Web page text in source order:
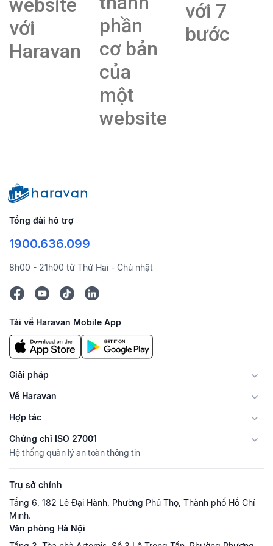
website
với
Haravan
phần
cơ bản
của
một
website
với 7
bước
Tổng đài hỗ trợ
1900.636.099
8h00 - 21h00 từ Thứ Hai - Chủ nhật
Tải về Haravan Mobile App
Giải pháp
Về Haravan
Hợp tác
Chứng chỉ ISO 27001
Hệ thống quản lý an toàn thông tin
Trụ sở chính
Tầng 6, 182 Lê Đại Hành, Phường Phú Thọ, Thành phố Hồ Chí
Minh.
Văn phòng Hà Nội